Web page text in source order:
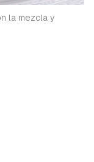
la mezcla y